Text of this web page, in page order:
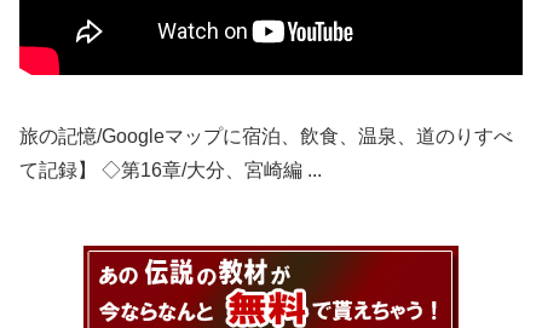
旅の記憶/Googleマップに宿泊、飲食、温泉、道のりすべ
て記録】 ◇第16章/大分、宮崎編 ...